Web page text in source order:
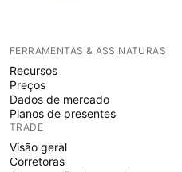
FERRAMENTAS & ASSINATURAS
Recursos
Preços
Dados de mercado
Planos de presentes
TRADE
Visão geral
Corretoras